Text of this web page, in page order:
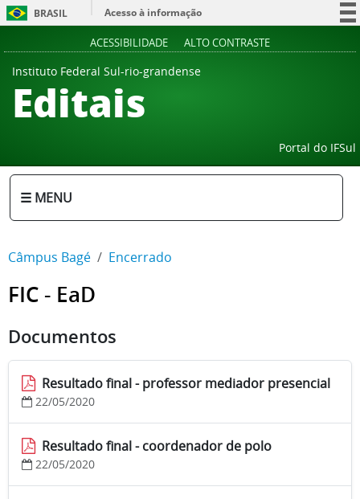
BRASIL
Acesso à informação
ACESSIBILIDADE ALTO CONTRASTE
Instituto Federal Sul-rio-grandense
Editais
Portal do IFSul
☰ MENU
Câmpus Bagé Encerrado
FIC - EaD
Documentos
Resultado final - professor mediador presencial
22/05/2020
Resultado final - coordenador de polo
22/05/2020